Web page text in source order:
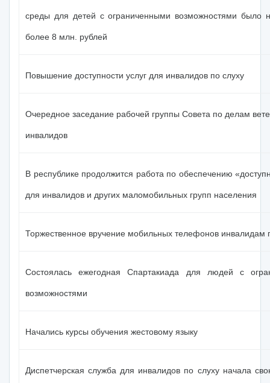
среды для детей с ограниченными возможностями было
более 8 млн. рублей
Повышение доступности услуг для инвалидов по слуху
Очередное заседание рабочей группы Совета по делам
инвалидов
В республике продолжится работа по обеспечению
для инвалидов и других маломобильных групп населения
Торжественное вручение мобильных телефонов инвалидам
Состоялась ежегодная Спартакиада для людей с
возможностями
Начались курсы обучения жестовому языку
Диспетчерская служба для инвалидов по слуху начала